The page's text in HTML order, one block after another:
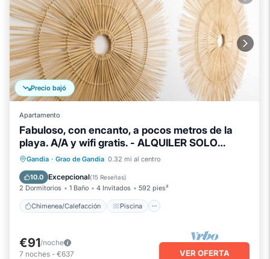
Precio bajó
Apartamento
Fabuloso, con encanto, a pocos metros de la
playa. A/A y wifi gratis. - ALQUILER SOLO
FAMILIAS
Gandia · Grao de Gandia 0.32 mi al centro
10.0 Excepcional(15 Reseñas)
2 Dormitorios 1 Baño 4 Invitados 592 pies²
Chimenea/Calefacción Piscina
Chimenea/Calefacción
Piscina
Balcón/Terraza
€91/noche
7 noches - €637 VER OFERTA